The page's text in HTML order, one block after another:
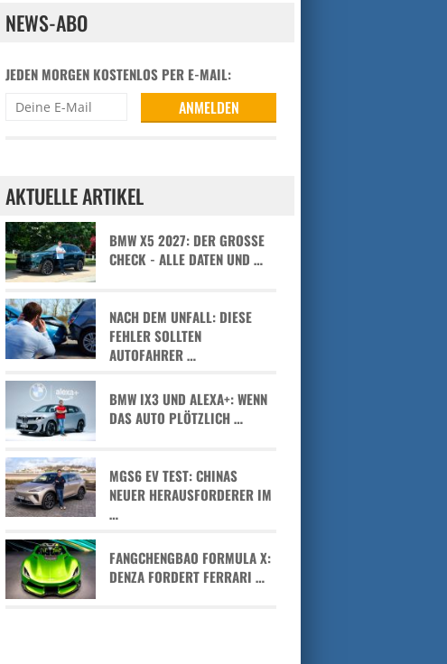
NEWS-ABO
JEDEN MORGEN KOSTENLOS PER E-MAIL:
AKTUELLE ARTIKEL
BMW X5 2027: DER GROSSE C
HECK - ALLE DATEN UND …
NACH DEM UNFALL: DIESE
FEHLER SOLLTEN
AUTOFAHRER …
BMW IX3 UND ALEXA+: WENN
DAS AUTO PLÖTZLICH …
MGS6 EV TEST: CHINAS
NEUER HERAUSFORDERER IM
…
FANGCHENGBAO FORMULA X:
DENZA FORDERT FERRARI …